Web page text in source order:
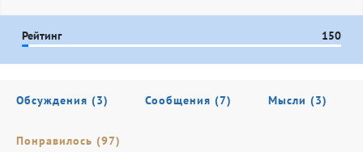
Рейтинг 150
Обсуждения (3) Сообщения (7) Мысли (3)
Понравилось (97)